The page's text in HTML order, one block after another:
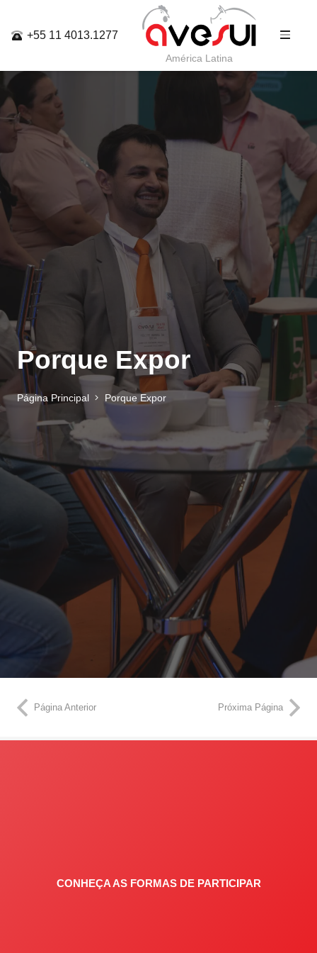
+55 11 4013.1277
América Latina
Porque Expor
Página Principal Porque Expor
Página Anterior Próxima Página
CONHEÇA AS FORMAS DE PARTICIPAR